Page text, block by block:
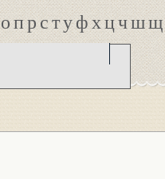
опрстуфхцчшщ